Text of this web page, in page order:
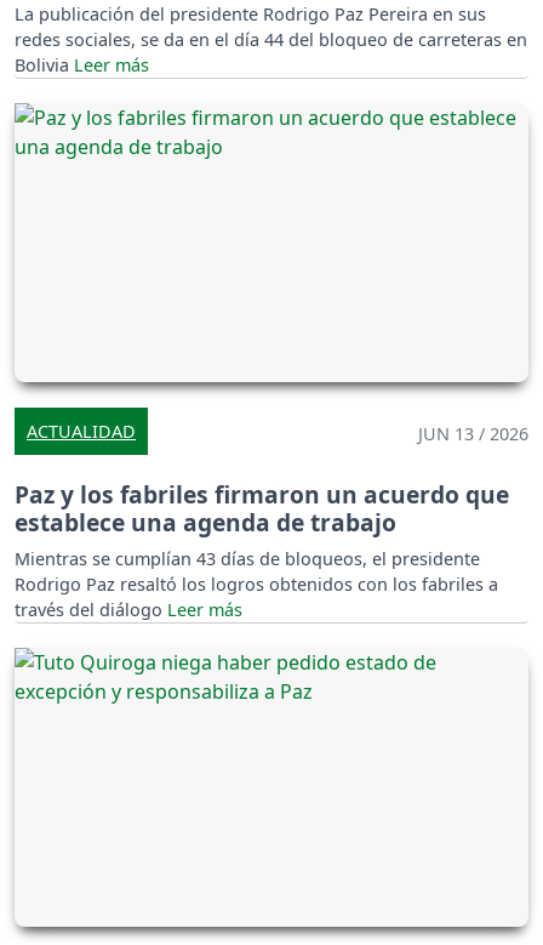
La publicación del presidente Rodrigo Paz Pereira en sus
redes sociales, se da en el día 44 del bloqueo de carreteras en
Bolivia
ACTUALIDAD JUN 13 / 2026
Paz y los fabriles firmaron un acuerdo que
establece una agenda de trabajo
Mientras se cumplían 43 días de bloqueos, el presidente
Rodrigo Paz resaltó los logros obtenidos con los fabriles a
través del diálogo